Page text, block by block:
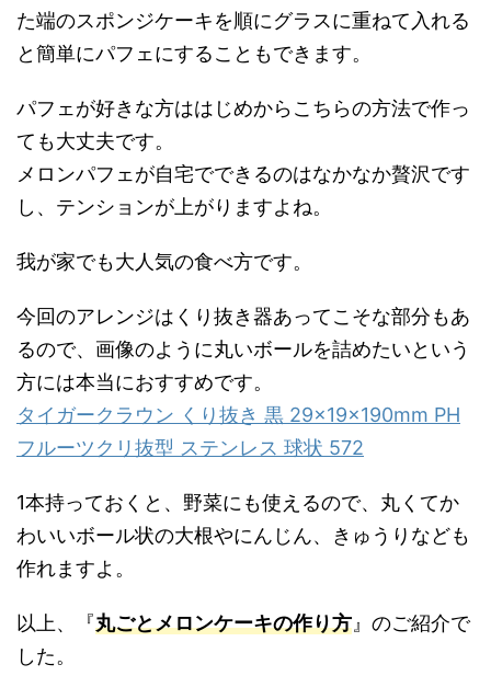
た端のスポンジケーキを順にグラスに重ねて入れる
と簡単にパフェにすることもできます。
パフェが好きな方ははじめからこちらの方法で作っ
ても大丈夫です。
メロンパフェが自宅でできるのはなかなか贅沢です
し、テンションが上がりますよね。
我が家でも大人気の食べ方です。
今回のアレンジはくり抜き器あってこそな部分もあ
るので、画像のように丸いボールを詰めたいという
方には本当におすすめです。
タイガークラウン くり抜き 黒 29×19×190mm PH
フルーツクリ抜型 ステンレス 球状 572
1本持っておくと、野菜にも使えるので、丸くてか
わいいボール状の大根やにんじん、きゅうりなども
作れますよ。
以上、『丸ごとメロンケーキの作り方』のご紹介で
した。